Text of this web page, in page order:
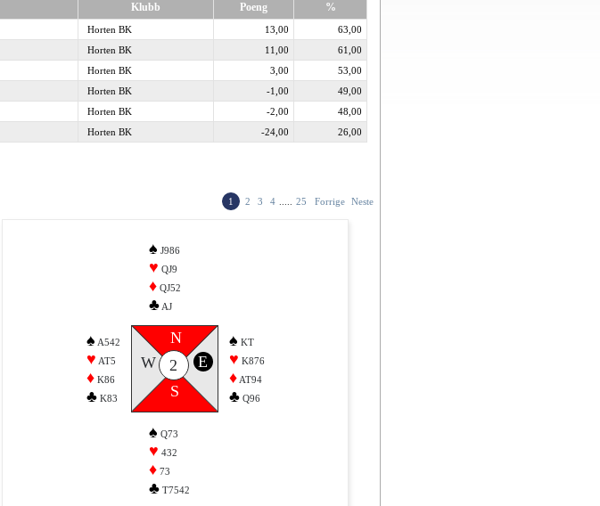
Klubb Poeng %
Horten BK 13,00
63,00
Horten BK 11,00
61,00
Horten BK 3,00
53,00
Horten BK -1,00
49,00
Horten BK -2,00
48,00
Horten BK -24,00 26,00
1 2 3 4 25 Forrige Neste
♠ J986
♥ QJ9
♦ QJ52
♣ AJ
♠ A542
♥ AT5
♦ K86
♣ K83
N
S
W E
2
♠ KT
♥ K876
♦ AT94
♣ Q96
♠ Q73
♥ 432
♦ 73
♣ T7542